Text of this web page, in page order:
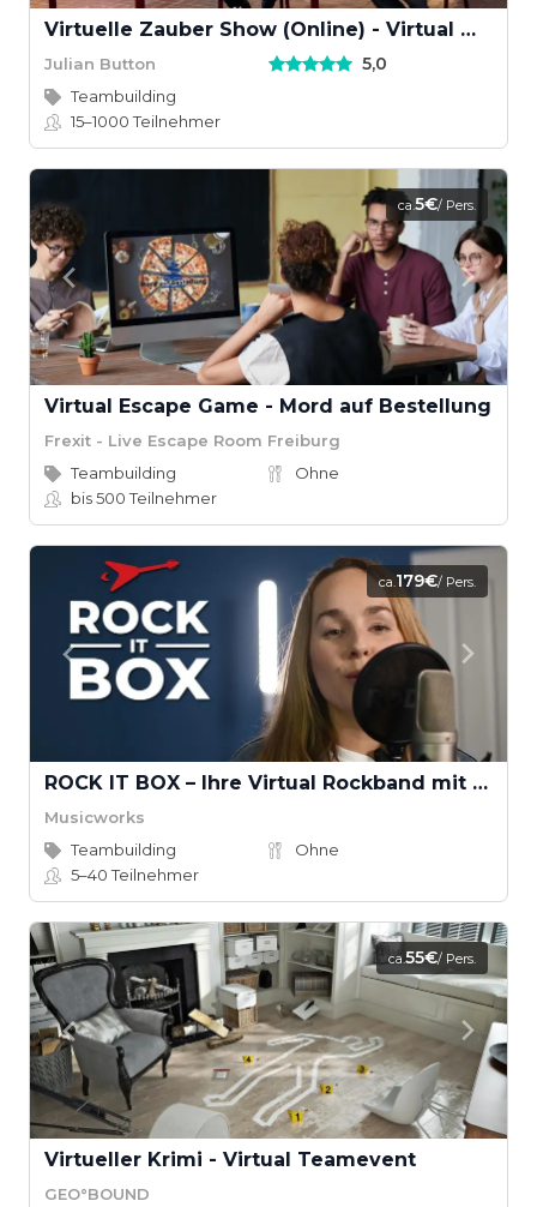
Virtuelle Zauber Show (Online) - Virtual Magic Show
Julian Button 5,0
Teambuilding
15–1000Teilnehmer
ca.5€/ Pers.
Virtual Escape Game - Mord auf Bestellung
Frexit - Live Escape Room Freiburg
Teambuilding
Ohne
bis 500Teilnehmer
ca.179€/ Pers.
ROCK IT BOX – Ihre Virtual Rockband mit Musikvideodreh
Musicworks
Teambuilding
Ohne
5–40Teilnehmer
ca.55€/ Pers.
Virtueller Krimi - Virtual Teamevent
GEO°BOUND